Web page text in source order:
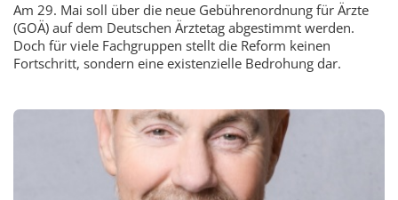
Am 29. Mai soll über die neue Gebührenordnung für Ärzte
(GOÄ) auf dem Deutschen Ärztetag abgestimmt werden.
Doch für viele Fachgruppen stellt die Reform keinen
Fortschritt, sondern eine existenzielle Bedrohung dar.